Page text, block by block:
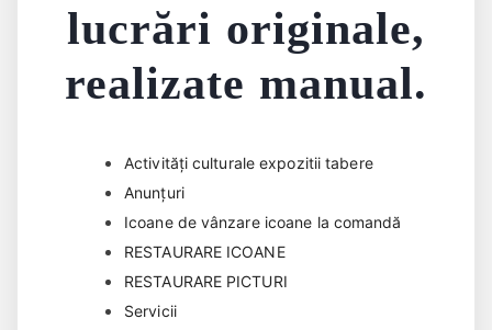
lucrări originale,
realizate manual.
Activități culturale expozitii tabere
Anunțuri
Icoane de vânzare icoane la comandă
RESTAURARE ICOANE
RESTAURARE PICTURI
Servicii